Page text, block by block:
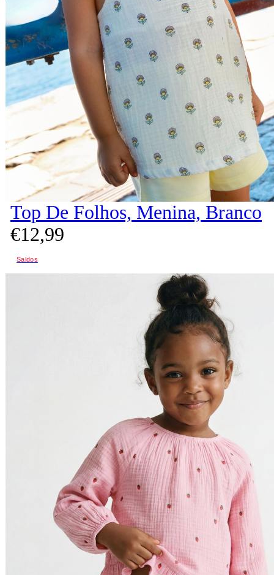
Top De Folhos, Menina, Branco
€12,99
Saldos